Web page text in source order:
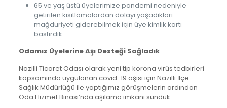
65 ve yaş üstü üyelerimize pandemi nedeniyle
getirilen kısıtlamalardan dolayı yaşadıkları
mağduriyeti giderebilmek için üye kimlik kartı
bastırdık.
Odamız Üyelerine Aşı Desteği Sağladık
Nazilli Ticaret Odası olarak yeni tip korona virüs tedbirleri
kapsamında uygulanan covid-19 aşısı için Nazilli İlçe
Sağlık Müdürlüğü ile yaptığımız görüşmelerin ardından
Oda Hizmet Binası’nda aşılama imkanı sunduk.